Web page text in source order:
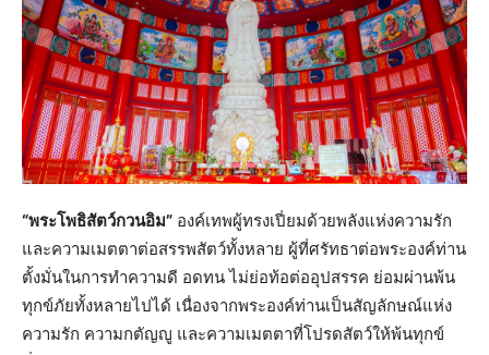
“พระโพธิสัตว์กวนอิม” องค์เทพผู้ทรงเปี่ยมด้วยพลังแห่งความรัก
และความเมตตาต่อสรรพสัตว์ทั้งหลาย ผู้ที่ศรัทธาต่อพระองค์ท่าน
ตั้งมั่นในการทำความดี อดทน ไม่ย่อท้อต่ออุปสรรค ย่อมผ่านพ้น
ทุกข์ภัยทั้งหลายไปได้ เนื่องจากพระองค์ท่านเป็นสัญลักษณ์แห่ง
ความรัก ความกตัญญู และความเมตตาที่โปรดสัตว์ให้พ้นทุกข์